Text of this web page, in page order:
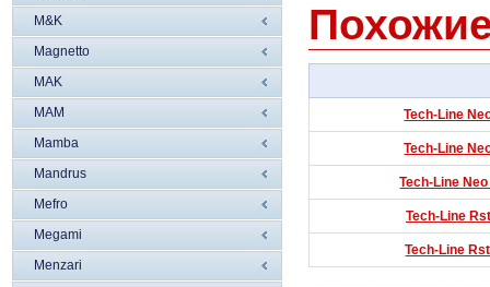
M&K
Magnetto
MAK
MAM
Mamba
Mandrus
Mefro
Megami
Menzari
Tech-Line
Tech-Line
Tech-Line
Tech-Line
Tech-Line